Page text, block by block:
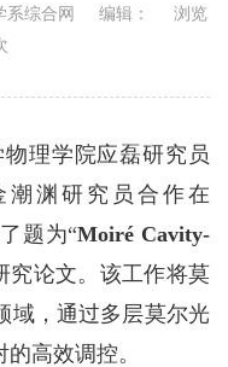
系综合网 编辑：
浏览
物理学院应磊研究员
渊研究员合作在
题为“Moiré Cavity-
究论文。该工作将莫
域，通过多层莫尔光
高效调控。